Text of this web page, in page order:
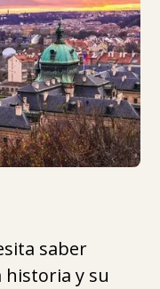
saber
historia y su